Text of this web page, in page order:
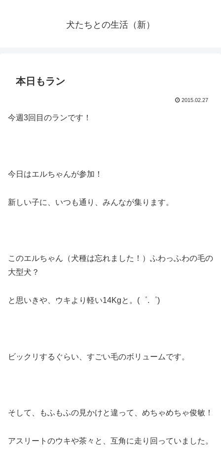
犬たちとの生活（新）
本日もラン
2015.02.27
今週3回目のランです！
今日はエルちゃんが参加！
新しい子に、いつも通り、みんなが集ります。
このエルちゃん（犬種は忘れました！）ふわっふわの毛の
大型犬？
と思いきや、ウキより軽い14Kgと。(゜.゜)
ビックリするぐらい、すごい毛のボリュームです。
そして、もふもふの見かけと違って、めちゃめちゃ俊敏！
アスリートのウキや茶々と、互角に走り回っていました。